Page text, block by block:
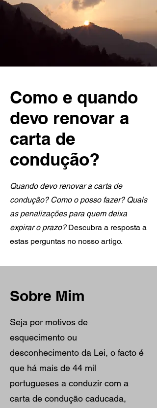
Como e quando
devo renovar a
carta de
condução?
Quando devo renovar a carta de
condução? Como o posso fazer? Quais
as penalizações para quem deixa
expirar o prazo?Descubra a resposta a
estas perguntas no nosso artigo.
Sobre Mim
Seja por motivos de
esquecimento ou
desconhecimento da Lei, o facto é
que há mais de 44 mil
portugueses a conduzir com a
carta de condução caducada,